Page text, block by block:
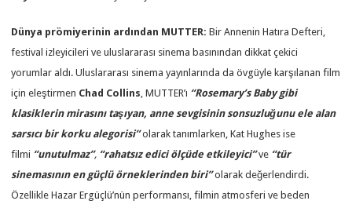
Dünya prömiyerinin ardından MUTTER: Bir Annenin Hatıra Defteri,
festival izleyicileri ve uluslararası sinema basınından dikkat çekici
yorumlar aldı. Uluslararası sinema yayınlarında da övgüyle karşılanan film
için eleştirmen Chad Collins , MUTTER’ı “Rosemary’s Baby gibi
klasiklerin mirasını taşıyan, anne sevgisinin sonsuzluğunu ele alan
sarsıcı bir korku alegorisi”olarak tanımlarken, Kat Hughes ise
filmi “unutulmaz”, “rahatsız edici ölçüde etkileyici” ve “tür
sinemasının en güçlü örneklerinden biri” olarak değerlendirdi.
Özellikle Hazar Ergüçlü’nün performansı, filmin atmosferi ve beden